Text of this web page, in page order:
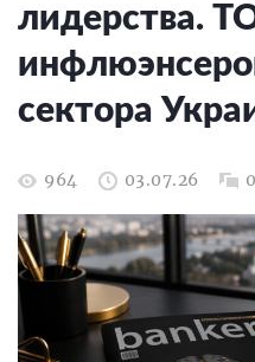
лидерства.
сектора
964 03.07.26 0